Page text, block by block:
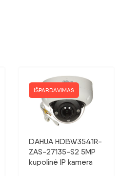
IŠPARDAVIMAS
DAHUA HDBW3541R-
ZAS-27135-S2 5MP
kupolinė IP kamera